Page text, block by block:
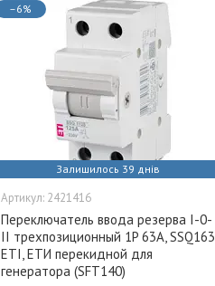
–6%
Залишилось 39 днів
2421416
Переключатель ввода резерва I-0-
II трехпозиционный 1P 63А, SSQ163
ETI, ЕТИ перекидной для
генератора (SFT140)